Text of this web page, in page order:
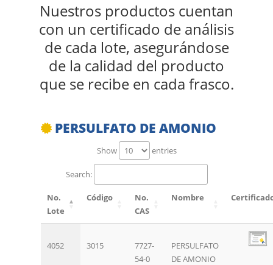
Nuestros productos cuentan
con un certificado de análisis
de cada lote, asegurándose
de la calidad del producto
que se recibe en cada frasco.
PERSULFATO DE AMONIO
Show entries
Search:
No.
Lote
Código
No.
CAS
Nombre
4052 3015
7727-
54-0
PERSULFATO
DE AMONIO